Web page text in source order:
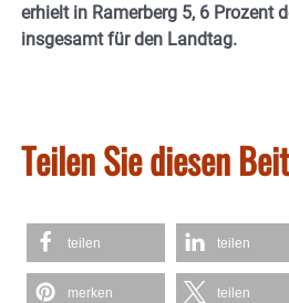
erhielt in Ramerberg 5, 6 Prozent
insgesamt für den Landtag.
Teilen Sie diesen
teilen teilen
merken teilen